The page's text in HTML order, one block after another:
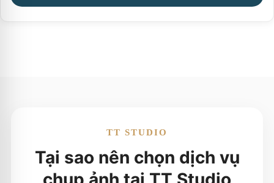
TT STUDIO
Tại sao nên chọn dịch vụ